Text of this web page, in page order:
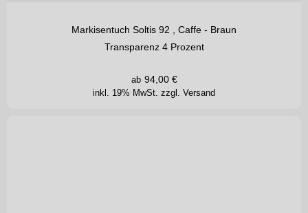
Markisentuch Soltis 92 , Caffe - Braun
Transparenz 4 Prozent
inkl. 19% MwSt. zzgl. Versand
ab 94,00€